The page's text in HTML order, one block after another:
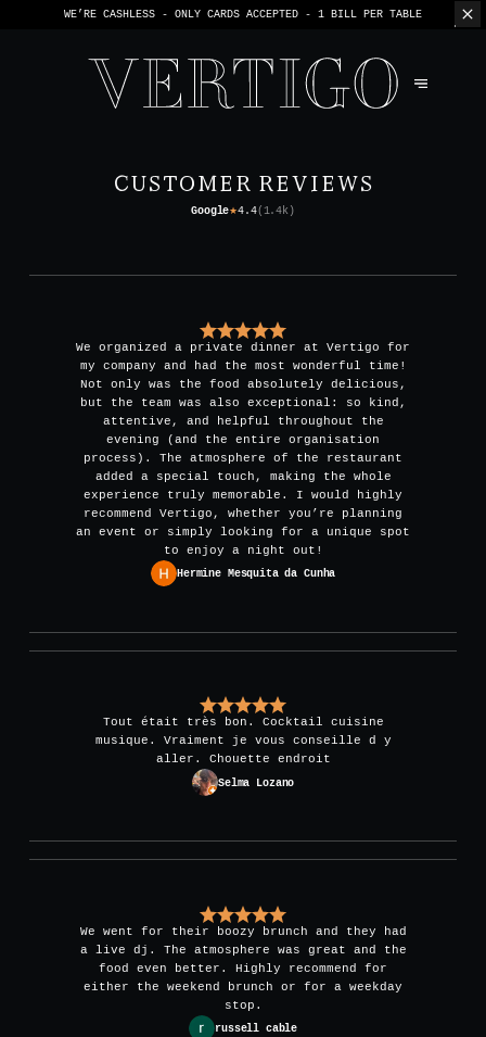
WE’RE CASHLESS - ONLY CARDS ACCEPTED - 1 BILL PER TABLE
CUSTOMER REVIEWS
Google★4.4(1.4k)
We organized a private dinner at Vertigo for
my company and had the most wonderful time!
Not only was the food absolutely delicious,
but the team was also exceptional: so kind,
attentive, and helpful throughout the
evening (and the entire organisation
process). The atmosphere of the restaurant
added a special touch, making the whole
experience truly memorable. I would highly
recommend Vertigo, whether you’re planning
an event or simply looking for a unique spot
to enjoy a night out!
Hermine Mesquita da Cunha
Tout était très bon. Cocktail cuisine
musique. Vraiment je vous conseille d y
aller. Chouette endroit
Selma Lozano
We went for their boozy brunch and they had
a live dj. The atmosphere was great and the
food even better. Highly recommend for
either the weekend brunch or for a weekday
stop.
russell cable